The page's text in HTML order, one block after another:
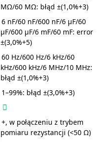
MΩ/60 MΩ: błąd ±(1,0%+3)
6 nF/60 nF/600 nF/6 µF/60
µF/600 µF/6 mF/60 mF: error
±(3,0%+5)
60 Hz/600 Hz/6 kHz/60
kHz/600 kHz/6 MHz/10 MHz:
błąd ±(1,0%+3)
1–99%: błąd ±(3,0%+3)
+, w połączeniu z trybem
pomiaru rezystancji (<50 Ω)